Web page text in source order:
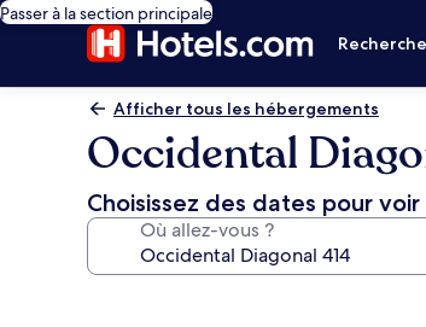
Passer à la section principale
Afficher tous les hébergements
Occidental
Choisissez des dates pour
Où allez-vous ?